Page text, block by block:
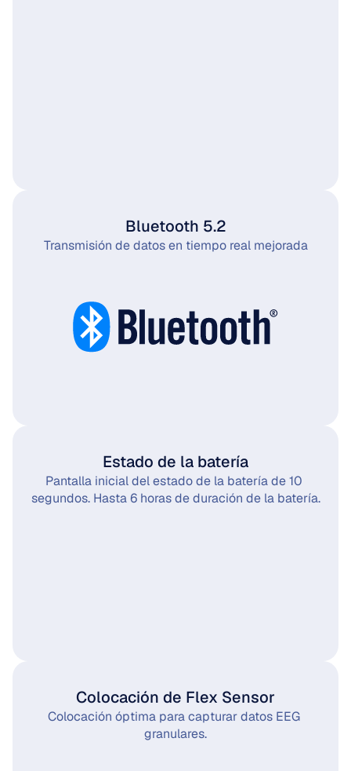
Bluetooth 5.2
Transmisión de datos en tiempo real mejorada
Estado de la batería
Pantalla inicial del estado de la batería de 10
segundos. Hasta 6 horas de duración de la batería.
Colocación de Flex Sensor
Colocación óptima para capturar datos EEG
granulares.